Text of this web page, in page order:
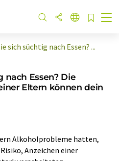
sich süchtig nach Essen? ...
nach Essen? Die
Eltern können dein
Alkoholprobleme hatten,
Anzeichen einer